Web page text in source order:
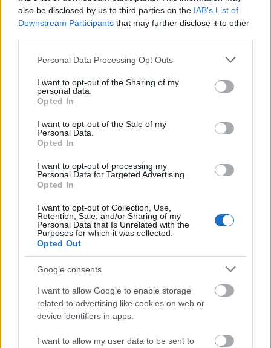
also be disclosed by us to third parties on the IAB’s List of
Downstream Participants that may further disclose it to other
Please note that this website/app uses one or more Google
not limited to your visit or usage behaviour. You may click to
grant or deny consent to Google and its third-party tags to
use your data for below specified purposes in below Google
consent section.
Personal Data Processing Opt Outs
I want to opt-out of the Sharing of my
personal data.
Opted In
I want to opt-out of the Sale of my
Personal Data.
Opted In
I want to opt-out of processing my
Personal Data for Targeted Advertising.
Opted In
I want to opt-out of Collection, Use,
Retention, Sale, and/or Sharing of my
Personal Data that Is Unrelated with the
Purposes for which it was collected.
Opted Out
Google consents
I want to allow Google to enable storage
related to advertising like cookies on web or
device identifiers in apps.
I want to allow my user data to be sent to
A Springfield 25. születésnapján most első sorban a
fiúkra gondolt, de a csináld magad ingekkel
nemcsak a párod, hanem akár magadat is
meglepheted, hiszen már régóta tudjuk, hogy a férfi
ingeket között kincseket találhatunk, az új